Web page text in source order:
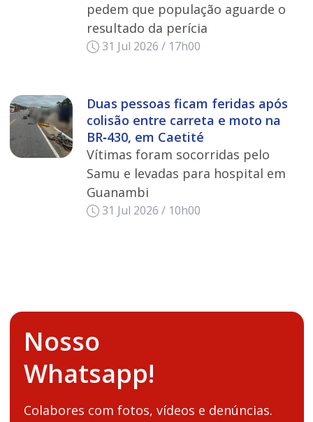
pedem que população aguarde o
resultado da perícia
31 Jul 2026 / 17h00
Duas pessoas ficam feridas após
colisão entre carreta e moto na
BR‑430, em Caetité
Vítimas foram socorridas pelo
Samu e levadas para hospital em
Guanambi
31 Jul 2026 / 10h00
Nosso
Whatsapp!
Colabores com fotos, vídeos e denúncias.